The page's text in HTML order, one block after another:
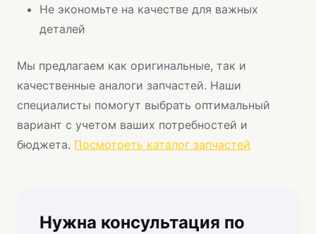
Не экономьте на качестве для важных
деталей
Мы предлагаем как оригинальные, так и
качественные аналоги запчастей. Наши
специалисты помогут выбрать оптимальный
вариант с учетом ваших потребностей и
бюджета. Посмотреть каталог запчастей
Нужна консультация по